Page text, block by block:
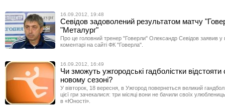
16.09.2012, 19:48
Севідов задоволений результатом матчу
"Металург"
Про це головний тренер "Говерли" Олександр Севідов заявив у
коментарі на сайті ФК "Говерла".
16.09.2012, 16:49
Чи зможуть ужгородські гадболістки відстояти
новому сезоні?
У вівторок, 18 вересня, в Ужгород повернеться великий
цієї гри зачекалися: три місяці вони не бачили своїх
в «Юності».